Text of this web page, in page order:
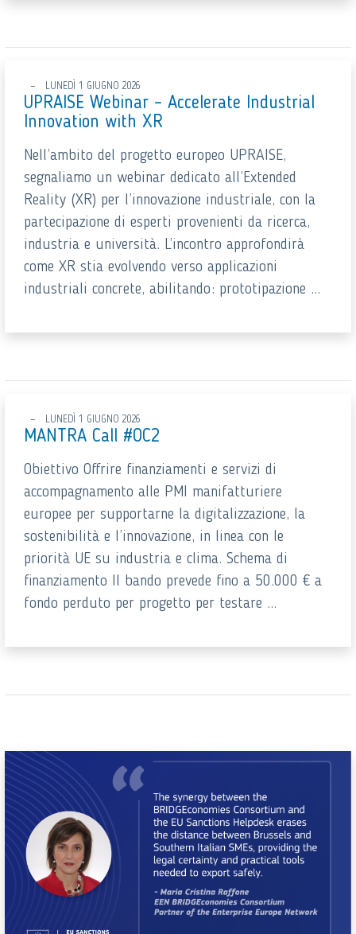
LUNEDÌ 1 GIUGNO 2026
UPRAISE Webinar – Accelerate Industrial
Innovation with XR
Nell’ambito del progetto europeo UPRAISE,
segnaliamo un webinar dedicato all’Extended
Reality (XR) per l’innovazione industriale, con la
partecipazione di esperti provenienti da ricerca,
industria e università. L’incontro approfondirà
come XR stia evolvendo verso applicazioni
industriali concrete, abilitando: prototipazione ...
LUNEDÌ 1 GIUGNO 2026
MANTRA Call #OC2
Obiettivo Offrire finanziamenti e servizi di
accompagnamento alle PMI manifatturiere
europee per supportarne la digitalizzazione, la
sostenibilità e l’innovazione, in linea con le
priorità UE su industria e clima. Schema di
finanziamento Il bando prevede fino a 50.000 € a
fondo perduto per progetto per testare ...